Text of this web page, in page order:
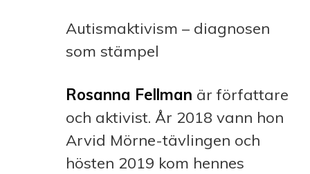
Autismaktivism – diagnosen
som stämpel
Rosanna Fellman är författare
och aktivist. År 2018 vann hon
Arvid Mörne-tävlingen och
hösten 2019 kom hennes